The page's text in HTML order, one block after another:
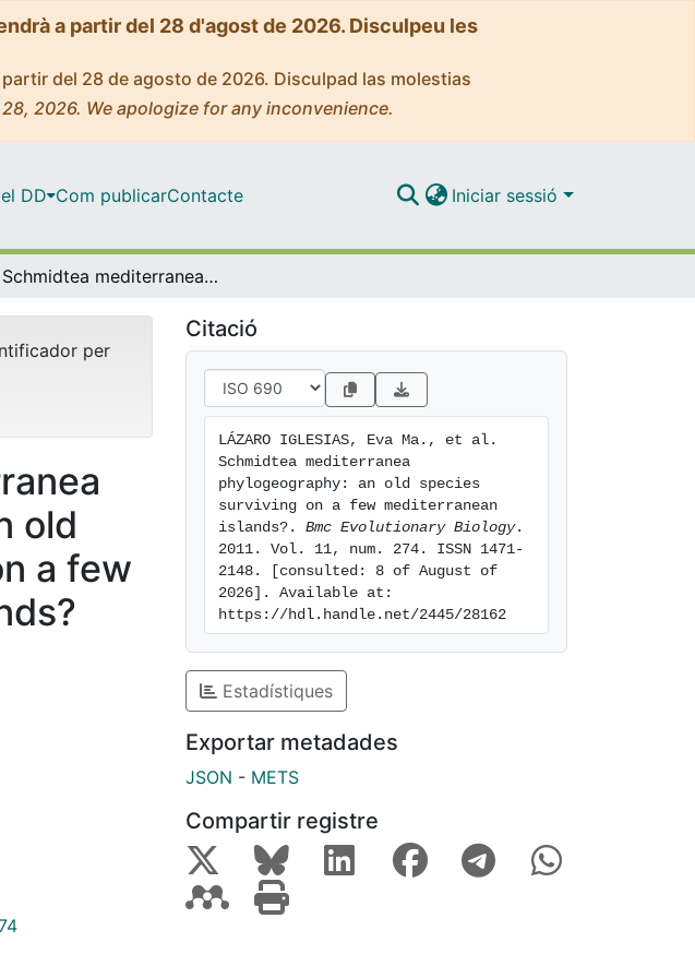
a partir del 28 d'agost de 2026. Disculpeu les
del 28 de agosto de 2026. Disculpad las molestias
2026. We apologize for any inconvenience.
DD Com publicarContacte Iniciar sessió
Schmidtea mediterranea phylogeography: an old species surviving on a few mediterranean islands?
per
old
a few
Citació
LÁZARO IGLESIAS, Eva Ma., et al.
Schmidtea mediterranea
phylogeography: an old species
surviving on a few mediterranean
islands?. Bmc Evolutionary Biology.
2011. Vol. 11, num. 274. ISSN 1471-
2148. [consulted: 8 of August of
2026]. Available at:
https://hdl.handle.net/2445/28162
Estadístiques
Exportar metadades
JSON - METS
Compartir registre